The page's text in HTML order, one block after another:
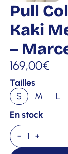
Pull
Kaki
–
169,00€
Tailles
S
M L
En stock
− +